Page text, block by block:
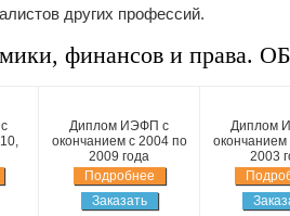
других профессий.
финансов и права.
Диплом ИЭФП с
окончанием с 2004 по
2009 года
Подробнее
Заказать
Диплом
окончанием
2003